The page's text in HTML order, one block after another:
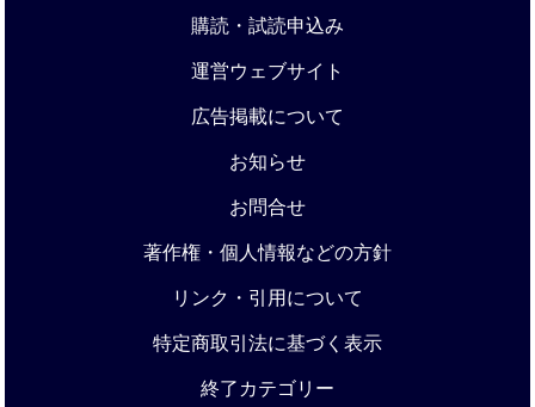
購読・試読申込み
運営ウェブサイト
広告掲載について
お知らせ
お問合せ
著作権・個人情報などの方針
リンク・引用について
特定商取引法に基づく表示
終了カテゴリー